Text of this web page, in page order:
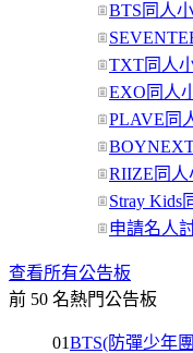
BTS同人
TXT同人
EXO同人
PLAVE同
RIIZE同人
Stray Kids
申請名人
查看所有公告板
前 50 名熱門公告板
01BTS(防彈少年